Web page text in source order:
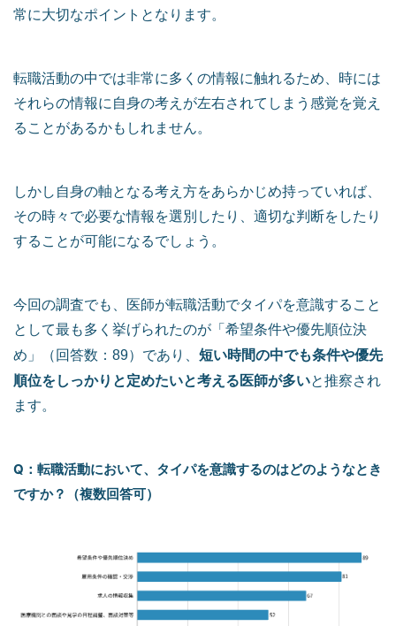
常に大切なポイントとなります。
転職活動の中では非常に多くの情報に触れるため、時には
それらの情報に自身の考えが左右されてしまう感覚を覚え
ることがあるかもしれません。
しかし自身の軸となる考え方をあらかじめ持っていれば、
その時々で必要な情報を選別したり、適切な判断をしたり
することが可能になるでしょう。
今回の調査でも、医師が転職活動でタイパを意識すること
として最も多く挙げられたのが「希望条件や優先順位決
め」（回答数：89）であり、 短い時間の中でも条件や優先
順位をしっかりと定めたいと考える医師が多いと推察され
ます。
Q：転職活動において、タイパを意識するのはどのようなとき
ですか？（複数回答可）